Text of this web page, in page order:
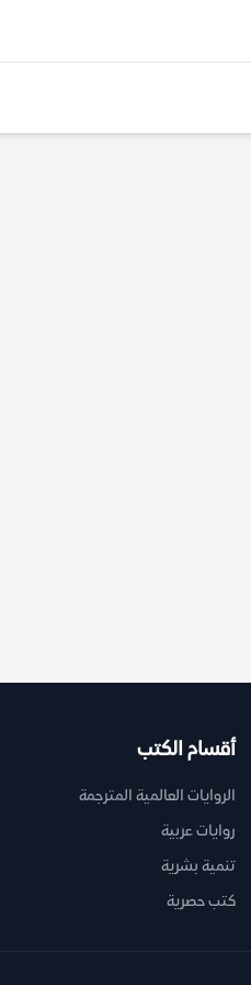
أقسام الكتب
الروايات العالمية المترجمة
روايات عربية
تنمية بشرية
كتب حصرية